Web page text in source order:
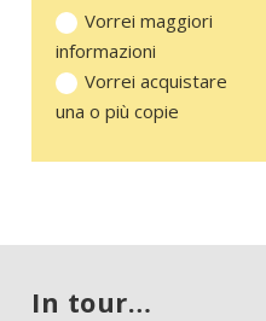
Vorrei maggiori
informazioni
Vorrei acquistare
una o più copie
In tour…